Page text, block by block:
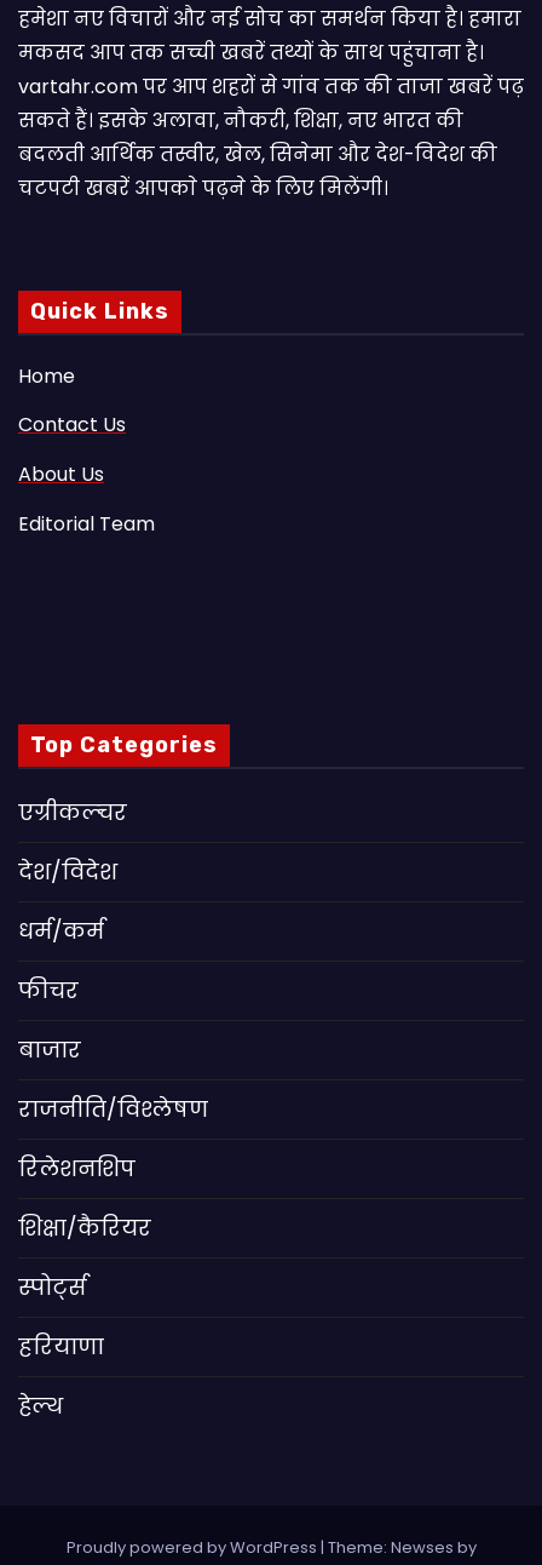
हमेशा नए विचारों और नई सोच का समर्थन किया है। हमारा
मकसद आप तक सच्ची खबरें तथ्यों के साथ पहुंचाना है।
vartahr.com पर आप शहरों से गांव तक की ताजा खबरें पढ़
सकते हैं। इसके अलावा, नौकरी, शिक्षा, नए भारत की
बदलती आर्थिक तस्वीर, खेल, सिनेमा और देश-विदेश की
चटपटी खबरें आपकाे पढ़ने के लिए मिलेंगी।
Quick Links
Home
Contact Us
About Us
Editorial Team
Top Categories
एग्रीकल्चर
देश/विदेश
धर्म/कर्म
फीचर
बाजार
राजनीति/विश्लेषण
रिलेशनशिप
शिक्षा/कैरियर
स्पोर्ट्स
हरियाणा
हेल्थ
Proudly powered by WordPress | Theme: Newses by